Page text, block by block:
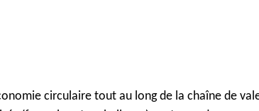
circulaire tout au long de la chaîne de